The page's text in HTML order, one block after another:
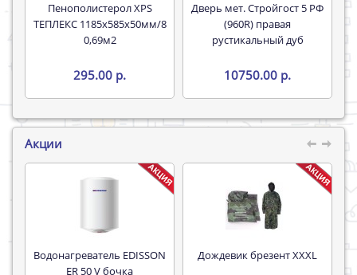
Пенополистерол XPS
ТЕПЛЕКС 1185х585х50мм/8
0,69м2
295.00 р.
Дверь мет. Стройгост 5 РФ
(960R) правая
рустикальный дуб
10750.00 р.
Акции
Водонагреватель EDISSON
ER 50 V бочка
Дождевик брезент XXXL